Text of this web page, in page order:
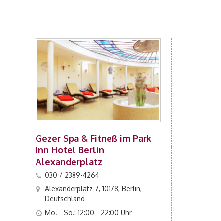
Gezer Spa & Fitneß im Park
Inn Hotel Berlin
Alexanderplatz
030 / 2389-4264
Alexanderplatz 7, 10178, Berlin,
Deutschland
Mo. - So.: 12:00 - 22:00 Uhr